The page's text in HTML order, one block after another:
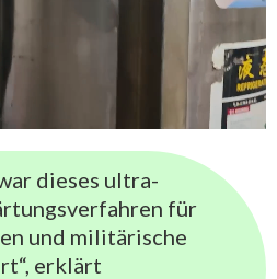
dieses ultra-
für
und militärische
erklärt